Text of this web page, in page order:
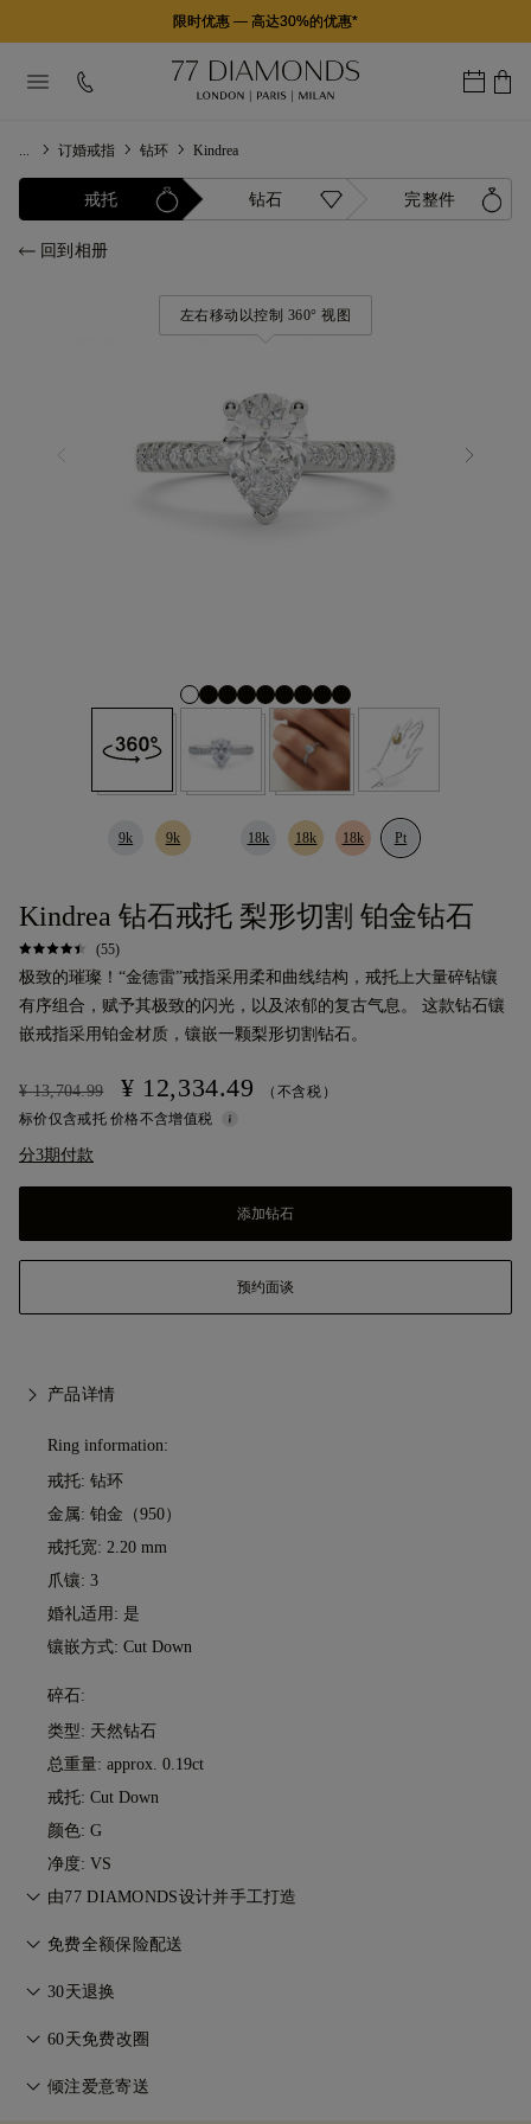
限时优惠 — 高达30%的优惠*
订婚戒指 钻环 Kindrea
戒托 钻石 完整件
回到相册
左右移动以控制 360° 视图
9k 9k 18k 18k 18k Pt
Kindrea 钻石戒托 梨形切割 铂金钻石
(55)
极致的璀璨！“金德雷”戒指采用柔和曲线结构，戒托上大量碎钻镶
有序组合，赋予其极致的闪光，以及浓郁的复古气息。 这款钻石镶
嵌戒指采用铂金材质，镶嵌一颗梨形切割钻石。
¥ 13,704.99 ¥ 12,334.49
（不含税）
标价仅含戒托 价格不含增值税
分3期付款
添加钻石
预约面谈
产品详情
Ring information:
戒托: 钻环
金属: 铂金（950）
戒托宽: 2.20 mm
爪镶: 3
婚礼适用: 是
镶嵌方式: Cut Down
碎石:
类型: 天然钻石
总重量: approx. 0.19ct
戒托: Cut Down
颜色: G
净度: VS
由77 DIAMONDS设计并手工打造
匠心工艺，一件一作。由77 Diamonds大师级珠宝匠将您的想法
免费全额保险配送
无论您住在哪里，所有邮费都是免费的。我们将通过联邦快递
险地将您的商品直接送到您家门口。我们会为所有订单投保，以
使用马尔卡-阿米特（Malca-Amit）或布林克斯（Brinks）等专
30天退换
如您不完全满意，可在30天内退换商品。详情请参阅我们的
60天免费改圈
为确保完美佩戴体验，77 Diamonds 提供交付后60天内的免费
倾注爱意寄送